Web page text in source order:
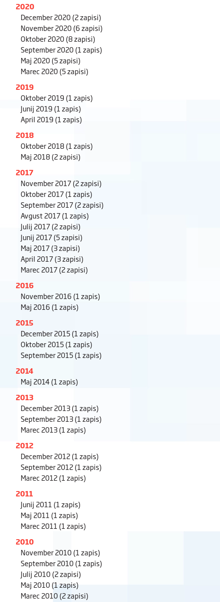
2020
December 2020(2 zapisi)
November 2020(6 zapisi)
Oktober 2020(8 zapisi)
September 2020(1 zapis)
Maj 2020(5 zapisi)
Marec 2020(5 zapisi)
2019
Oktober 2019 (1 zapis)
Junij 2019 (1 zapis)
April 2019 (1 zapis)
2018
Oktober 2018(1 zapis)
Maj 2018(2 zapisi)
2017
November 2017(2 zapisi)
Oktober 2017(1 zapis)
September 2017(2 zapisi)
Avgust 2017(1 zapis)
Julij 2017(2 zapisi)
Junij 2017(5 zapisi)
Maj 2017(3 zapisi)
April 2017(3 zapisi)
Marec 2017(2 zapisi)
2016
November 2016 (1 zapis)
Maj 2016 (1 zapis)
2015
December 2015(1 zapis)
Oktober 2015(1 zapis)
September 2015(1 zapis)
2014
Maj 2014(1 zapis)
2013
December 2013(1 zapis)
September 2013(1 zapis)
Marec 2013(1 zapis)
2012
December 2012(1 zapis)
September 2012(1 zapis)
Marec 2012(1 zapis)
2011
Junij 2011 (1 zapis)
Maj 2011 (1 zapis)
Marec 2011 (1 zapis)
2010
November 2010(1 zapis)
September 2010(1 zapis)
Julij 2010(2 zapisi)
Maj 2010(1 zapis)
Marec 2010(2 zapisi)